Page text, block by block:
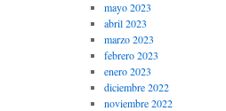
mayo 2023
abril 2023
marzo 2023
febrero 2023
enero 2023
diciembre 2022
noviembre 2022